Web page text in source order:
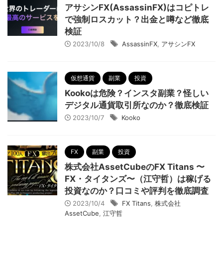
アサシンFX(AssassinFX)はコピトレ
で強制ロスカット？出金と噂など徹底
検証
2023/10/8 AssassinFX アサシンFX
仮想通貨 副業 投資
Kookoは危険？インスタ副業？怪しい
デジタル通貨取引所なのか？徹底検証
2023/10/7 Kooko
FX 副業 投資
株式会社AssetCubeのFX Titans 〜
FX・タイタンズ〜（江守哲）は稼げる
投資なのか？口コミや評判を徹底調査
2023/10/4 FX Titans 株式会社
AssetCube 江守哲